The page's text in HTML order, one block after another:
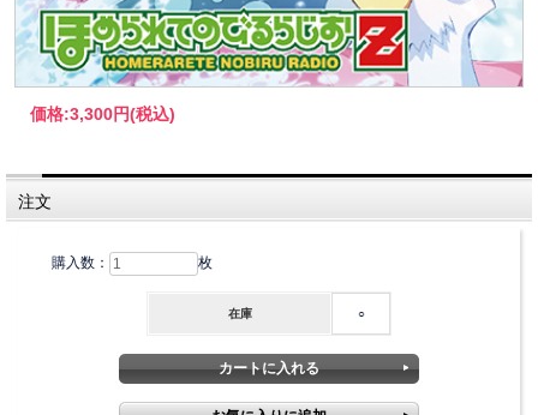
価格:3,300円(税込)
注文
購入数： 枚
在庫 ○